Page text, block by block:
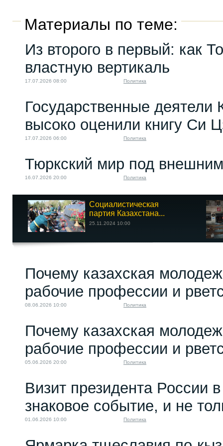
Материалы по теме:
Из второго в первый: как
властную вертикаль
17.07.2026 08:00 Политика
Государственные деятели
высоко оценили книгу Си
17.07.2026 06:00 Политика
Тюркский мир под
16.07.2026 20:00 Политика
Социалистическая
партия Казахстана...
25.11.2024 10:00
Почему казахская
рабочие профессии и
08.06.2026 10:00 Политика
Почему казахская
рабочие профессии и
05.06.2026 20:00 Политика
Визит президента России
знаковое событие, и не
01.06.2026 10:00 Политика